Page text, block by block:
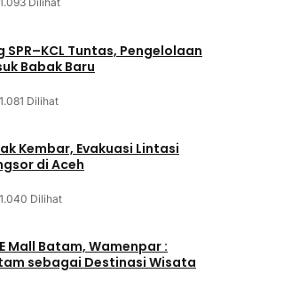
Tuntas, Pengelolaan
Babak Baru
1.081 Dilihat
Kembar, Evakuasi Lintasi
di Aceh
1.040 Dilihat
Mall Batam, Wamenpar :
sebagai Destinasi Wisata